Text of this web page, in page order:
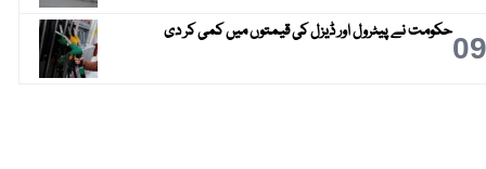
09حکومت نے پیٹرول اور ڈیزل کی قیمتوں میں کمی کر دی